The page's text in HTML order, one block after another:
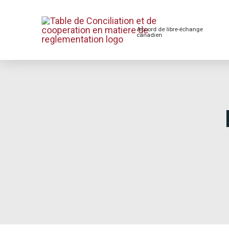
Accord de libre-échange
canadien